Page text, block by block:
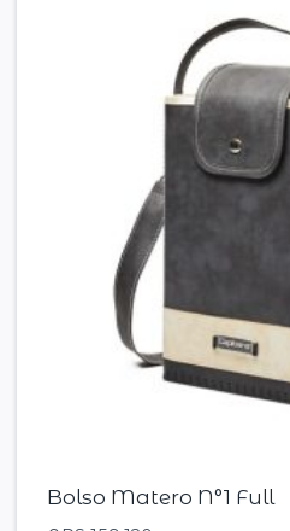
Bolso Matero N°1 Full